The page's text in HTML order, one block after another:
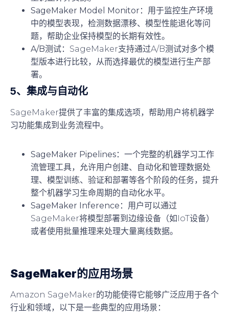
SageMaker Model Monitor：用于监控生产环境
中的模型表现，检测数据漂移、模型性能退化等问
题，帮助企业保持模型的长期有效性。
A/B测试：SageMaker支持通过A/B测试对多个模
型版本进行比较，从而选择最优的模型进行生产部
署。
5、 集成与自动化
SageMaker提供了丰富的集成选项，帮助用户将机器学
习功能集成到业务流程中。
SageMaker Pipelines：一个完整的机器学习工作
流管理工具，允许用户创建、自动化和管理数据处
理、模型训练、验证和部署等各个阶段的任务，提升
整个机器学习生命周期的自动化水平。
SageMaker Inference ：用户可以通过
SageMaker将模型部署到边缘设备（如IoT设备）
或者使用批量推理来处理大量离线数据。
SageMaker的应用场景
Amazon SageMaker的功能使得它能够广泛应用于各个
行业和领域，以下是一些典型的应用场景：